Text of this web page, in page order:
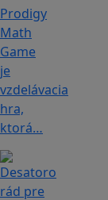
Prodigy
Math
Game
je
vzdelávacia
hra,
ktorá…